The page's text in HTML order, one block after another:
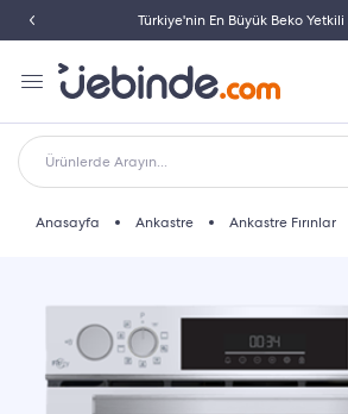
İletişim: 0850 532 46 33
Ürünlerde Arayın...
Anasayfa Ankastre Ankastre Fırınlar